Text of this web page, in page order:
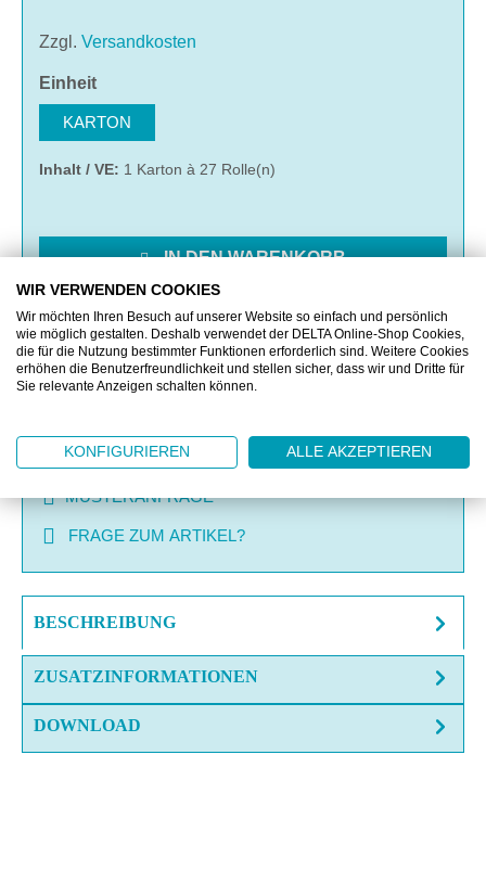
Zzgl. Versandkosten
Einheitauswählen
KARTON
Inhalt / VE: 1 Karton à 27 Rolle(n)
IN DEN WARENKORB
MERKEN
VERGLEICHEN
OFFERTE EINHOLEN
MUSTERANFRAGE
FRAGE ZUM ARTIKEL?
BESCHREIBUNG
ZUSATZINFORMATIONEN
DOWNLOAD
WIR VERWENDEN COOKIES
Wir möchten Ihren Besuch auf unserer Website so einfach und persönlich
wie möglich gestalten. Deshalb verwendet der DELTA Online-Shop Cookies,
die für die Nutzung bestimmter Funktionen erforderlich sind. Weitere Cookies
erhöhen die Benutzerfreundlichkeit und stellen sicher, dass wir und Dritte für
Sie relevante Anzeigen schalten können.
KONFIGURIEREN ALLE AKZEPTIEREN